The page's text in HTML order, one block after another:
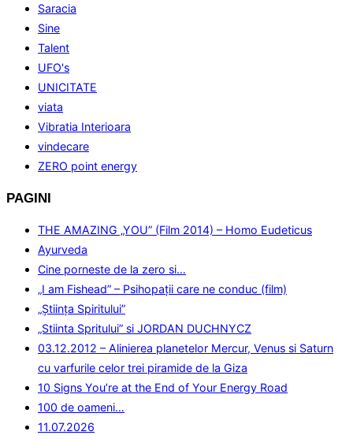
Saracia
Sine
Talent
UFO's
UNICITATE
viata
Vibratia Interioara
vindecare
ZERO point energy
PAGINI
THE AMAZING „YOU” (Film 2014) – Homo Eudeticus
Ayurveda
Cine porneste de la zero si…
„I am Fishead” – Psihopații care ne conduc (film)
„Ştiinţa Spiritului”
„Stiinta Spritului” si JORDAN DUCHNYCZ
03.12.2012 – Alinierea planetelor Mercur, Venus si Saturn
cu varfurile celor trei piramide de la Giza
10 Signs You’re at the End of Your Energy Road
100 de oameni…
11.07.2026